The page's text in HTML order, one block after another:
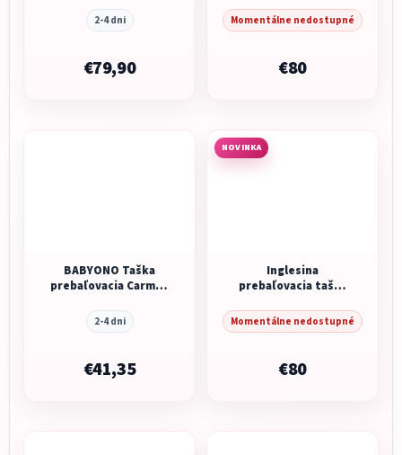
2-4 dni
€79,90
Sapphire Blue
Momentálne nedostupné
€80
BABYONO Taška
prebaľovacia Carmen
2-4 dni
€41,35
NOVINKA
Inglesina
prebaľovacia taška
Canyon Grey
Momentálne nedostupné
€80